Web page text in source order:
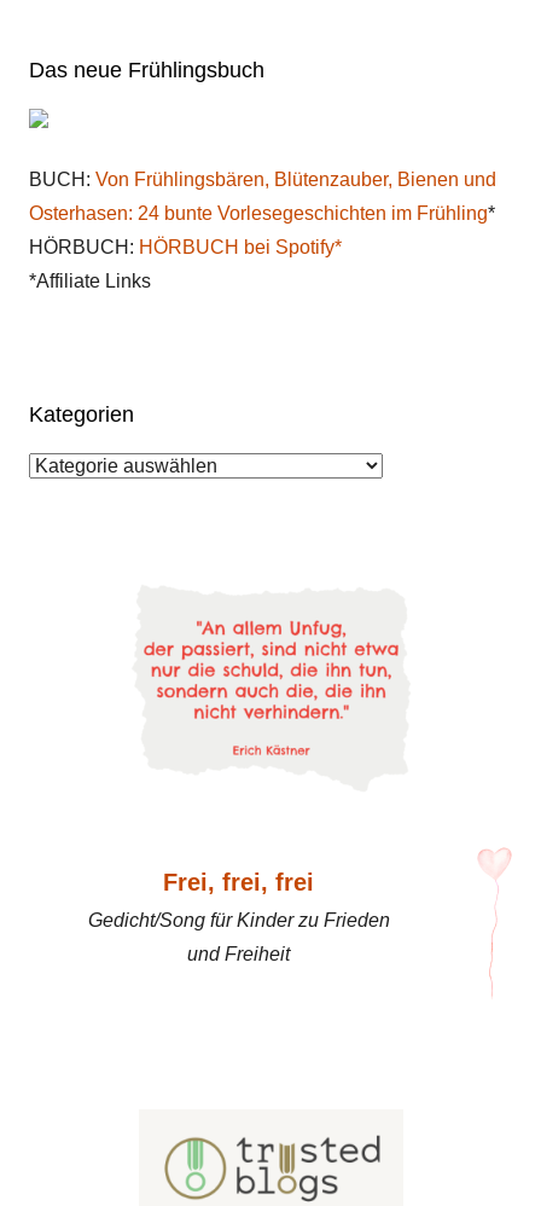
Das neue Frühlingsbuch
BUCH: Von Frühlingsbären, Blütenzauber, Bienen und
Osterhasen: 24 bunte Vorlesegeschichten im Frühling*
HÖRBUCH: HÖRBUCH bei Spotify*
*Affiliate Links
Kategorien
Kategorien
Frei, frei, frei
Gedicht/Song für Kinder zu Frieden
und Freiheit